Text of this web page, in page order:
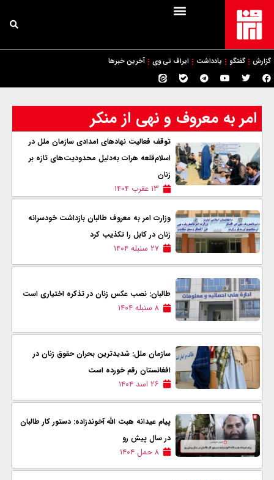
گزارش گفتگو یادداشت ایراف تی وی آخرین خبرها
امر به معروف و نهی از منکر
توقف فعالیت نهادهای امدادی سازمان ملل در
اسلام‌قلعه هرات به‌دلیل محدودیت‌های تازه بر
زنان
۱۳ عقرب ۱۴۰۴
وزارت امر به معروف طالبان بازداشت خودسرانه
زنان در کابل را تکذیب کرد
۲۷ سنبله ۱۴۰۴
طالبان: نصب عکس زنان در تذکره اختیاری است
۸ سنبله ۱۴۰۴
سازمان ملل: شدیدترین بحران حقوق زنان در
افغانستان رقم خورده است
۲۶ اسد ۱۴۰۴
پیام عیدانه هبت الله آخوندزاده: دستور کار طالبان
در سال پیش رو
۸ حمل ۱۴۰۴